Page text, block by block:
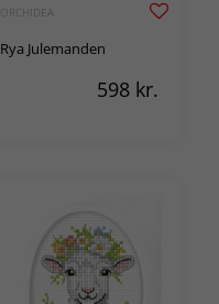
ORCHIDEA
Rya Julemanden
598 kr.